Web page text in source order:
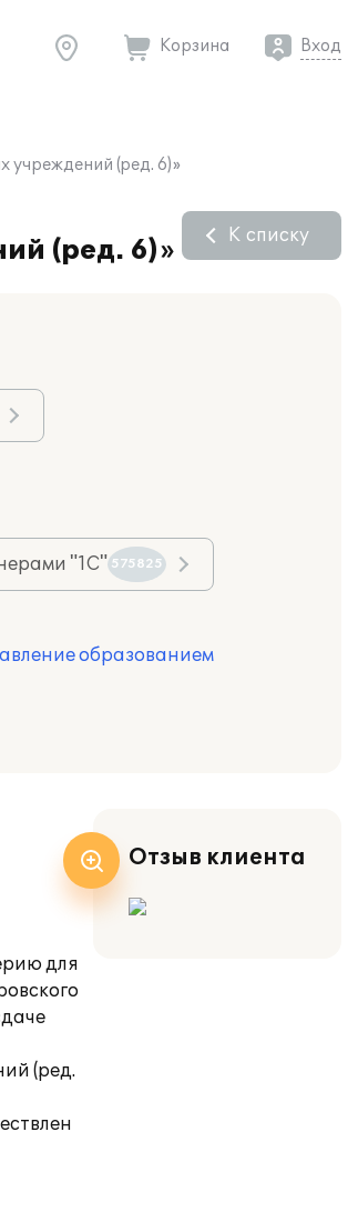
Корзина Вход
учреждений (ред. 6)»
(ред. 6)»
К списку
"1С" 575825
образованием
для
(ред.
Отзыв клиента